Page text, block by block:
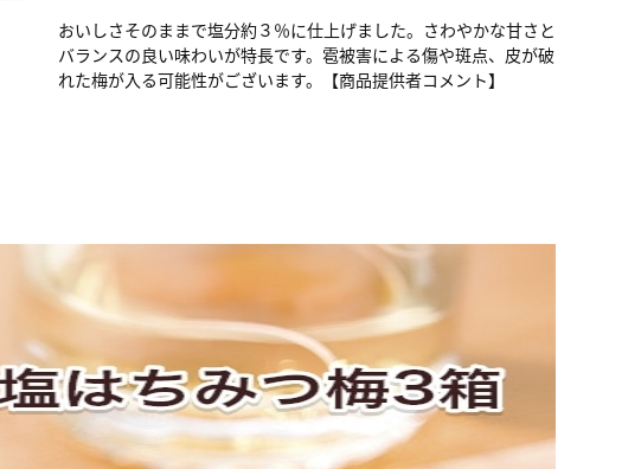
おいしさそのままで塩分約３％に仕上げました。さわやかな甘さと
バランスの良い味わいが特長です。雹被害による傷や斑点、皮が破
れた梅が入る可能性がございます。【商品提供者コメント】